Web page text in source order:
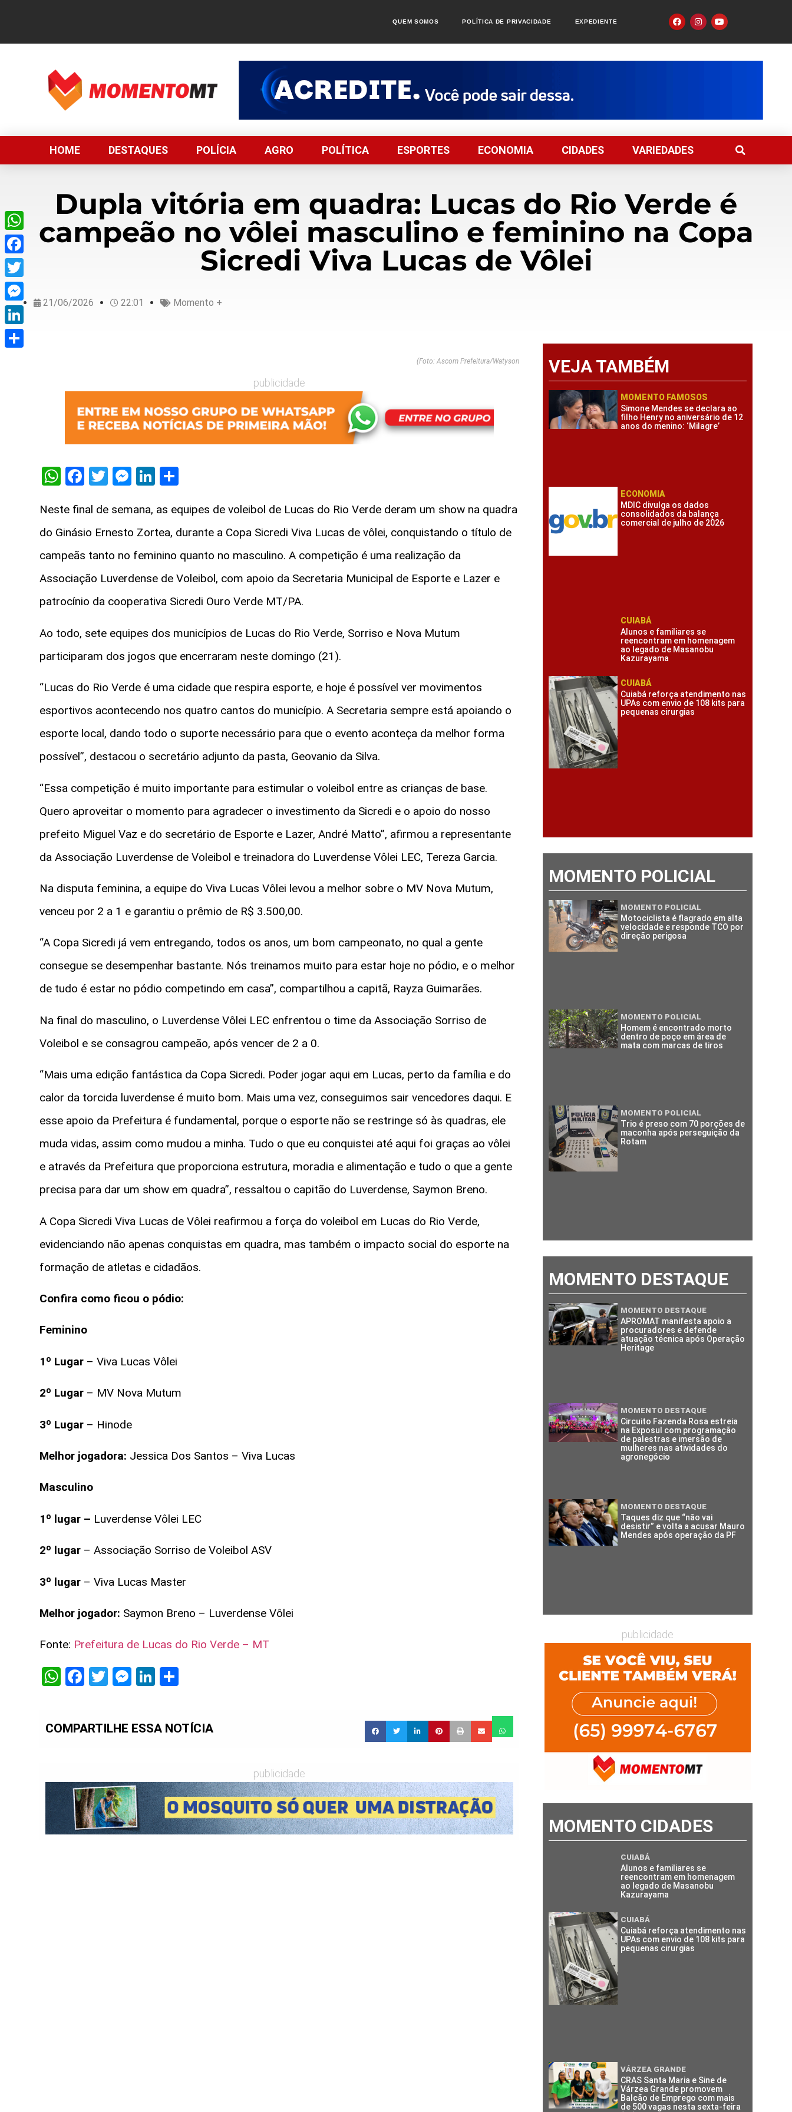
QUEM SOMOS POLÍTICA DE PRIVACIDADE EXPEDIENTE
HOME DESTAQUES POLÍCIA AGRO POLÍTICA ESPORTES ECONOMIA CIDADES VARIEDADES
Dupla vitória em quadra: Lucas do Rio Verde é
campeão no vôlei masculino e feminino na Copa
Sicredi Viva Lucas de Vôlei
21/06/2026 22:01 Momento +
(Foto: Ascom Prefeitura/Watyson
publicidade
WhatsApp
Facebook
TwitterMessenger
LinkedIn
Neste final de semana, as equipes de voleibol de Lucas do Rio Verde deram um show na quadra
do Ginásio Ernesto Zortea, durante a Copa Sicredi Viva Lucas de vôlei, conquistando o título de
campeãs tanto no feminino quanto no masculino. A competição é uma realização da
Associação Luverdense de Voleibol, com apoio da Secretaria Municipal de Esporte e Lazer e
patrocínio da cooperativa Sicredi Ouro Verde MT/PA.
Ao todo, sete equipes dos municípios de Lucas do Rio Verde, Sorriso e Nova Mutum
participaram dos jogos que encerraram neste domingo (21).
“Lucas do Rio Verde é uma cidade que respira esporte, e hoje é possível ver movimentos
esportivos acontecendo nos quatro cantos do município. A Secretaria sempre está apoiando o
esporte local, dando todo o suporte necessário para que o evento aconteça da melhor forma
possível”, destacou o secretário adjunto da pasta, Geovanio da Silva.
“Essa competição é muito importante para estimular o voleibol entre as crianças de base.
Quero aproveitar o momento para agradecer o investimento da Sicredi e o apoio do nosso
prefeito Miguel Vaz e do secretário de Esporte e Lazer, André Matto”, afirmou a representante
da Associação Luverdense de Voleibol e treinadora do Luverdense Vôlei LEC, Tereza Garcia.
Na disputa feminina, a equipe do Viva Lucas Vôlei levou a melhor sobre o MV Nova Mutum,
venceu por 2 a 1 e garantiu o prêmio de R$ 3.500,00.
“A Copa Sicredi já vem entregando, todos os anos, um bom campeonato, no qual a gente
consegue se desempenhar bastante. Nós treinamos muito para estar hoje no pódio, e o melhor
de tudo é estar no pódio competindo em casa”, compartilhou a capitã, Rayza Guimarães.
Na final do masculino, o Luverdense Vôlei LEC enfrentou o time da Associação Sorriso de
Voleibol e se consagrou campeão, após vencer de 2 a 0.
“Mais uma edição fantástica da Copa Sicredi. Poder jogar aqui em Lucas, perto da família e do
calor da torcida luverdense é muito bom. Mais uma vez, conseguimos sair vencedores daqui. E
esse apoio da Prefeitura é fundamental, porque o esporte não se restringe só às quadras, ele
muda vidas, assim como mudou a minha. Tudo o que eu conquistei até aqui foi graças ao vôlei
e através da Prefeitura que proporciona estrutura, moradia e alimentação e tudo o que a gente
precisa para dar um show em quadra”, ressaltou o capitão do Luverdense, Saymon Breno.
A Copa Sicredi Viva Lucas de Vôlei reafirmou a força do voleibol em Lucas do Rio Verde,
evidenciando não apenas conquistas em quadra, mas também o impacto social do esporte na
formação de atletas e cidadãos.
Confira como ficou o pódio:
Feminino
1º Lugar – Viva Lucas Vôlei
2º Lugar – MV Nova Mutum
3º Lugar – Hinode
Melhor jogadora: Jessica Dos Santos – Viva Lucas
Masculino
1º lugar – Luverdense Vôlei LEC
2º lugar – Associação Sorriso de Voleibol ASV
3º lugar – Viva Lucas Master
Melhor jogador: Saymon Breno – Luverdense Vôlei
Fonte: Prefeitura de Lucas do Rio Verde – MT
WhatsApp
Facebook
Twitter
Messenger
LinkedIn
COMPARTILHE ESSA NOTÍCIA
publicidade
VEJA TAMBÉM
MOMENTO FAMOSOS
Simone Mendes se declara ao
filho Henry no aniversário de 12
anos do menino: ‘Milagre’
ECONOMIA
MDIC divulga os dados
consolidados da balança
comercial de julho de 2026
CUIABÁ
Alunos e familiares se
reencontram em homenagem
ao legado de Masanobu
Kazurayama
CUIABÁ
Cuiabá reforça atendimento nas
UPAs com envio de 108 kits para
pequenas cirurgias
MOMENTO POLICIAL
MOMENTO POLICIAL
Motociclista é flagrado em alta
velocidade e responde TCO por
direção perigosa
MOMENTO POLICIAL
Homem é encontrado morto
dentro de poço em área de
mata com marcas de tiros
MOMENTO POLICIAL
Trio é preso com 70 porções de
maconha após perseguição da
Rotam
MOMENTO DESTAQUE
MOMENTO DESTAQUE
APROMAT manifesta apoio a
procuradores e defende
atuação técnica após Operação
Heritage
MOMENTO DESTAQUE
Circuito Fazenda Rosa estreia
na Exposul com programação
de palestras e imersão de
mulheres nas atividades do
agronegócio
MOMENTO DESTAQUE
Taques diz que “não vai
desistir” e volta a acusar Mauro
Mendes após operação da PF
publicidade
MOMENTO CIDADES
CUIABÁ
Alunos e familiares se
reencontram em homenagem
ao legado de Masanobu
Kazurayama
CUIABÁ
Cuiabá reforça atendimento nas
UPAs com envio de 108 kits para
pequenas cirurgias
VÁRZEA GRANDE
CRAS Santa Maria e Sine de
Várzea Grande promovem
Balcão de Emprego com mais
de 500 vagas nesta sexta-feira
WhatsApp
Facebook
Twitter
Messenger
LinkedIn